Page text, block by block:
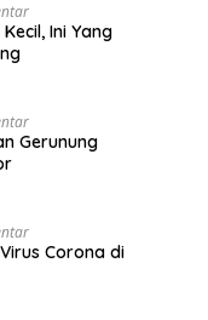
Ini Yang
Gerunung
Corona di